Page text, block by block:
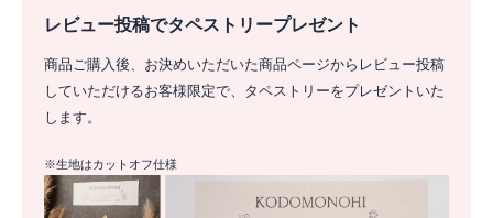
レビュー投稿でタペストリープレゼント
商品ご購入後、お決めいただいた商品ページからレビュー投稿
していただけるお客様限定で、タペストリーをプレゼントいた
します。
※生地はカットオフ仕様